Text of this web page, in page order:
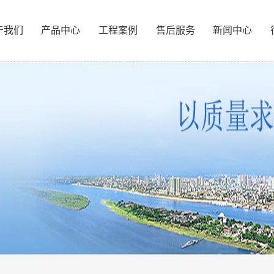
们 产品中心 工程案例 售后服务 新闻中心